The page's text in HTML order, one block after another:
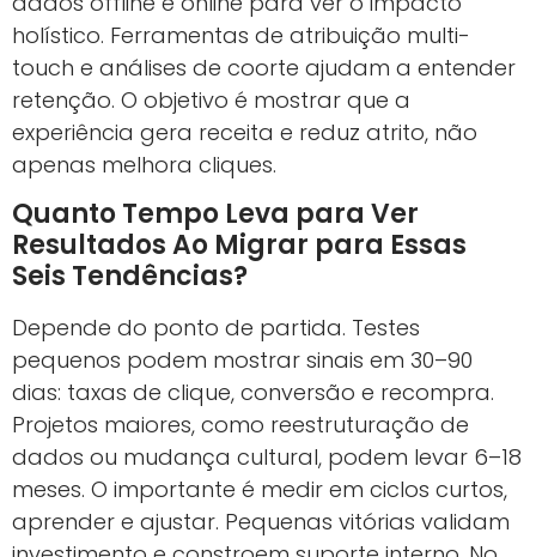
holístico. Ferramentas de atribuição multi-
touch e análises de coorte ajudam a entender
retenção. O objetivo é mostrar que a
experiência gera receita e reduz atrito, não
apenas melhora cliques.
Quanto Tempo Leva para Ver
Resultados Ao Migrar para Essas
Seis Tendências?
Depende do ponto de partida. Testes
pequenos podem mostrar sinais em 30–90
dias: taxas de clique, conversão e recompra.
Projetos maiores, como reestruturação de
dados ou mudança cultural, podem levar 6–18
meses. O importante é medir em ciclos curtos,
aprender e ajustar. Pequenas vitórias validam